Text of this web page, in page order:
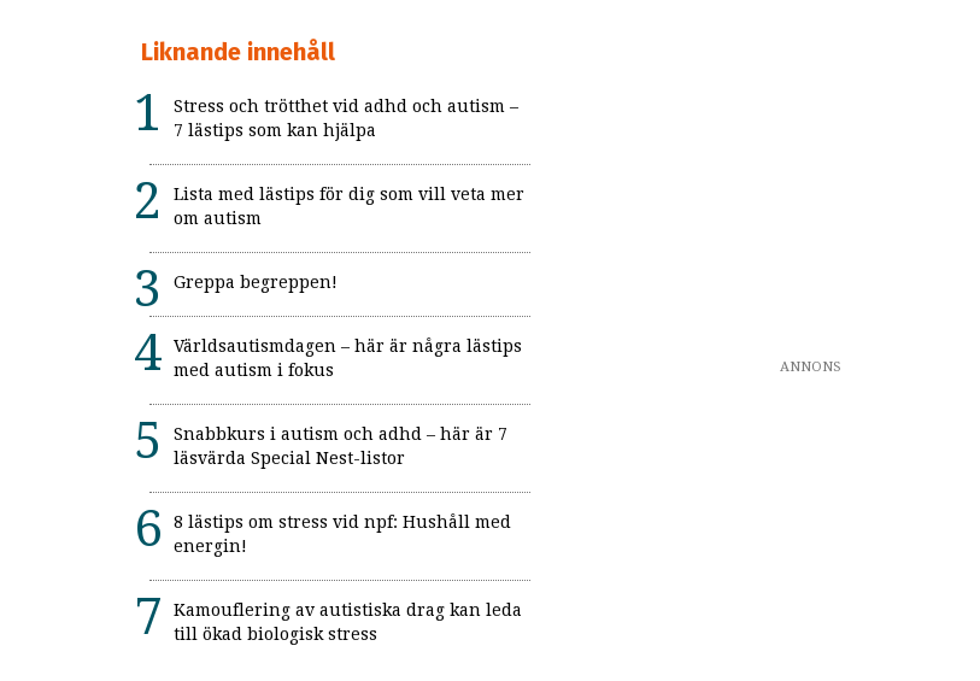
Liknande innehåll
Stress och trötthet vid adhd och autism –
7 lästips som kan hjälpa
Lista med lästips för dig som vill veta mer
om autism
Greppa begreppen!
Världsautismdagen – här är några lästips
med autism i fokus
Snabbkurs i autism och adhd – här är 7
läsvärda Special Nest-listor
8 lästips om stress vid npf: Hushåll med
energin!
Kamouflering av autistiska drag kan leda
till ökad biologisk stress
ANNONS